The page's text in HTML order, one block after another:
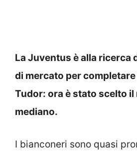
La Juventus è alla ricerca
di mercato per completare
Tudor: ora è stato scelto il
mediano.
I bianconeri sono quasi